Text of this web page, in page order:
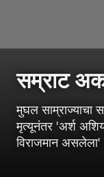
सम्राट
मुघल साम्राज्याचा
मृत्यूनंतर 'अर्श
विराजमान